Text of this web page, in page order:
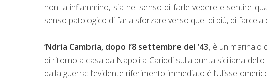
non la infiammino, sia nel senso di farle vedere e sentire
senso patologico di farla sforzare verso quel di più, di
‘Ndrìa Cambrìa, dopo l’8 settembre del ’43, è un marinaio
di ritorno a casa da Napoli a Cariddi sulla punta siciliana
dalla guerra: l’evidente riferimento immediato è l’Ulisse